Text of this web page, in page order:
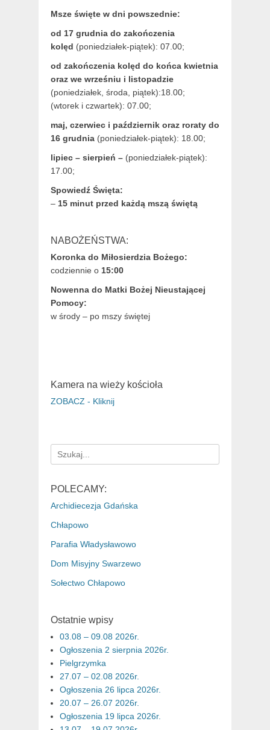
Msze święte w dni powszednie:
od 17 grudnia do zakończenia
kolęd (poniedziałek-piątek): 07.00;
od zakończenia kolęd do końca kwietnia
oraz we wrześniu i listopadzie
(poniedziałek, środa, piątek):18.00;
(wtorek i czwartek): 07.00;
maj, czerwiec i październik oraz roraty do
16 grudnia (poniedziałek-piątek): 18.00;
lipiec – sierpień – (poniedziałek-piątek):
17.00;
Spowiedź Święta:
– 15 minut przed każdą mszą świętą
NABOŻEŃSTWA:
Koronka do Miłosierdzia Bożego:
codziennie o 15:00
Nowenna do Matki Bożej Nieustającej
Pomocy:
w środy – po mszy świętej
Kamera na wieży kościoła
ZOBACZ - Kliknij
Search
for:
POLECAMY:
Archidiecezja Gdańska
Chłapowo
Parafia Władysławowo
Dom Misyjny Swarzewo
Sołectwo Chłapowo
Ostatnie wpisy
03.08 – 09.08 2026r.
Ogłoszenia 2 sierpnia 2026r.
Pielgrzymka
27.07 – 02.08 2026r.
Ogłoszenia 26 lipca 2026r.
20.07 – 26.07 2026r.
Ogłoszenia 19 lipca 2026r.